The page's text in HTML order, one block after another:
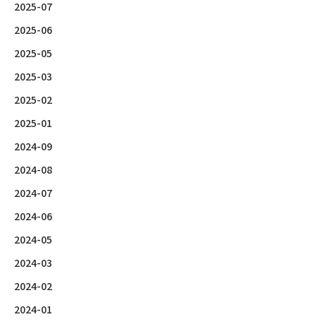
2025-07
2025-06
2025-05
2025-03
2025-02
2025-01
2024-09
2024-08
2024-07
2024-06
2024-05
2024-03
2024-02
2024-01